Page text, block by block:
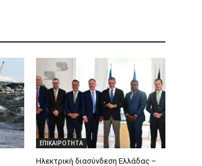
ΕΠΙΚΑΙΡΟΤΗΤΑ
Ηλεκτρική διασύνδεση Ελλάδας –